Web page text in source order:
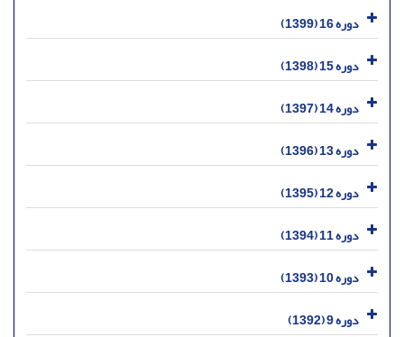
دوره 16 (1399)
دوره 15 (1398)
دوره 14 (1397)
دوره 13 (1396)
دوره 12 (1395)
دوره 11 (1394)
دوره 10 (1393)
دوره 9 (1392)